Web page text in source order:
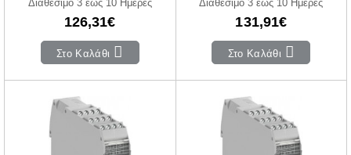
126,31€
Στο Καλάθι
131,91€
Στο Καλάθι